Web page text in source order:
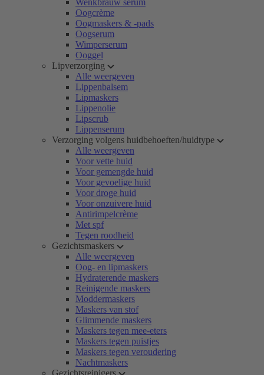
Wenkbrauw serum
Oogcrème
Oogmaskers & -pads
Oogserum
Wimperserum
Ooggel
Lipverzorging
Alle weergeven
Lippenbalsem
Lipmaskers
Lippenolie
Lipscrub
Lippenserum
Verzorging volgens huidbehoeften/huidtype
Alle weergeven
Voor vette huid
Voor gemengde huid
Voor gevoelige huid
Voor droge huid
Voor onzuivere huid
Antirimpelcrème
Met spf
Tegen roodheid
Gezichtsmaskers
Alle weergeven
Oog- en lipmaskers
Hydraterende maskers
Reinigende maskers
Moddermaskers
Maskers van stof
Glimmende maskers
Maskers tegen mee-eters
Maskers tegen puistjes
Maskers tegen veroudering
Nachtmaskers
Gezichtsreinigers